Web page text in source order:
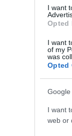
I want
Opted
I want
of my
was
Opted
I want
web or